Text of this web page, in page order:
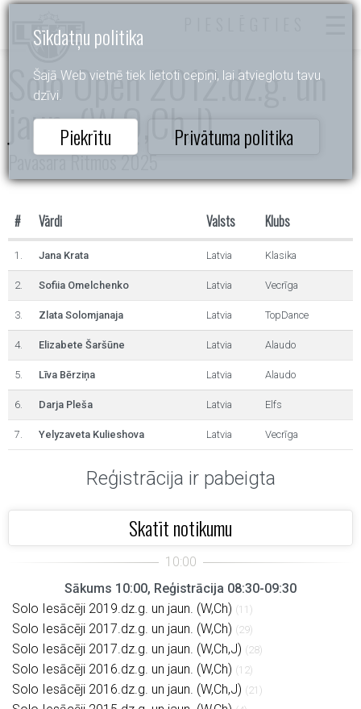
Sīkdatņu politika
Šajā Web vietnē tiek lietoti cepiņi, lai atvieglotu tavu
dzīvi.
Piekrītu Privātuma politika
Solo Open 2012.dz.g. un
jaun. (W,Q,Ch,J)
Pavasara Ritmos 2025
# Vārdi Valsts Klubs
1. Jana Krata Latvia Klasika
2. Sofiia Omelchenko Latvia Vecrīga
3. Zlata Solomjanaja Latvia TopDance
4. Elizabete Šaršūne Latvia Alaudo
5. Līva Bērziņa Latvia Alaudo
6. Darja Pleša Latvia Elfs
7. Yelyzaveta Kulieshova Latvia Vecrīga
Reģistrācija ir pabeigta
Skatīt notikumu
Sākums 10:00, Reģistrācija 08:30-09:30
Solo Iesācēji 2019.dz.g. un jaun. (W,Ch) (11)
Solo Iesācēji 2017.dz.g. un jaun. (W,Ch) (29)
Solo Iesācēji 2017.dz.g. un jaun. (W,Ch,J) (28)
Solo Iesācēji 2016.dz.g. un jaun. (W,Ch) (12)
Solo Iesācēji 2016.dz.g. un jaun. (W,Ch,J) (21)